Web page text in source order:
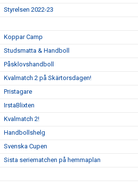
Styrelsen 2022-23
Koppar Camp
Studsmatta & Handboll
Påsklovshandboll
Kvalmatch 2 på Skärtorsdagen!
Pristagare
IrstaBlixten
Kvalmatch 2!
Handbollshelg
Svenska Cupen
Sista seriematchen på hemmaplan